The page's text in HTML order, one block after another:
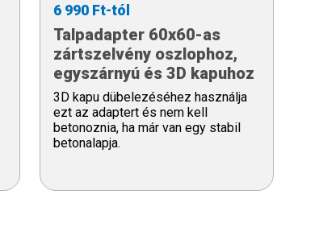
6 990 Ft-tól
Talpadapter 60x60-as
zártszelvény oszlophoz,
egyszárnyú és 3D kapuhoz
3D kapu dübelezéséhez használja
ezt az adaptert és nem kell
betonoznia, ha már van egy stabil
betonalapja.